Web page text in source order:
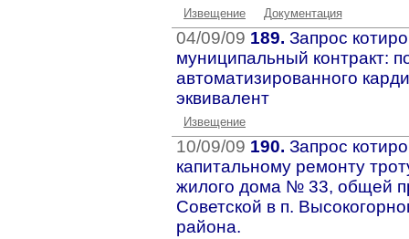
Извещение Документация
04/09/09 189. Запрос
муниципальный контракт:
автоматизированного
эквивалент
Извещение
10/09/09 190. Запрос
капитальному ремонту
жилого дома № 33, общей
Советской в п.
района.